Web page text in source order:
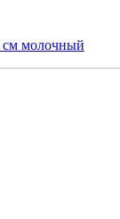
молочный